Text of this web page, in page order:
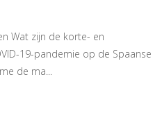
Wat zijn de korte- en
19-pandemie op de Spaanse
de ma...